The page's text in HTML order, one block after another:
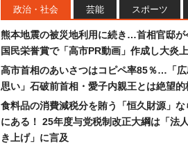
政治・社会 芸能 スポーツ
熊本地震の被災地利用に続き…首相官邸が
国民栄誉賞で「高市PR動画」作成し大炎上
高市首相のあいさつはコピペ率85％…「
思い」石破前首相・愛子内親王とは絶望的
食料品の消費減税分を賄う「恒久財源」な
にある！ 25年度与党税制改正大綱は「法人
き上げ」に言及